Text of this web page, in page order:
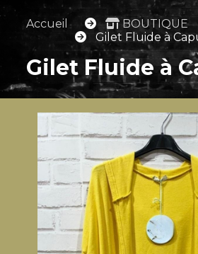
Accueil BOUTIQUE
Gilet Fluide à
Gilet Fluide à